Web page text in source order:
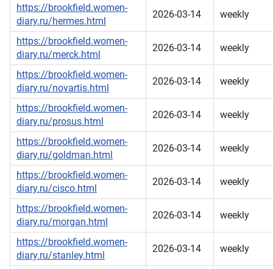
https://brookfield.women-
diary.ru/hermes.html
2026-03-14 weekly
https://brookfield.women-
diary.ru/merck.html
2026-03-14 weekly
https://brookfield.women-
diary.ru/novartis.html
2026-03-14 weekly
https://brookfield.women-
diary.ru/prosus.html
2026-03-14 weekly
https://brookfield.women-
diary.ru/goldman.html
2026-03-14 weekly
https://brookfield.women-
diary.ru/cisco.html
2026-03-14 weekly
https://brookfield.women-
diary.ru/morgan.html
2026-03-14 weekly
https://brookfield.women-
diary.ru/stanley.html
2026-03-14 weekly